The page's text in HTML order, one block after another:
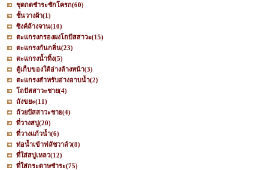
ชุดกดชำระชักโครก(60)
ชั้นวางผ้า(1)
ซิงค์ล้างจาน(10)
ตะแกรงกรองผงโถปัสสาวะ(15)
ตะแกรงกันกลิ่น(23)
ตะแกรงน้ำทิ้ง(5)
ตู้เก็บของใต้อ่างล้างหน้า(3)
ตะแกรงสำหรับอ่างอาบน้ำ(2)
โถปัสสาวะชาย(4)
ถังขยะ(11)
ถ้วยปัสสาวะชาย(4)
ที่วางสบู่(20)
ที่วางแก้วน้ำ(6)
ท่อน้ำเข้าฟลัชวาล์ว(8)
ที่ใส่สบู่เหลว(12)
ที่ใส่กระดาษชำระ(75)